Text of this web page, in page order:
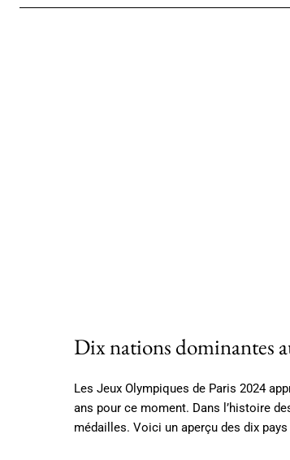
Dix nations dominantes
Les Jeux Olympiques de Paris 2024
ans pour ce moment. Dans l’histoire
médailles. Voici un aperçu des dix